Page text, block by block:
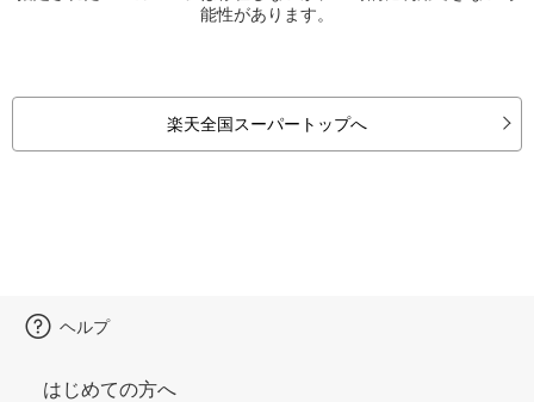
能性があります。
楽天全国スーパートップへ
ヘルプ
はじめての方へ